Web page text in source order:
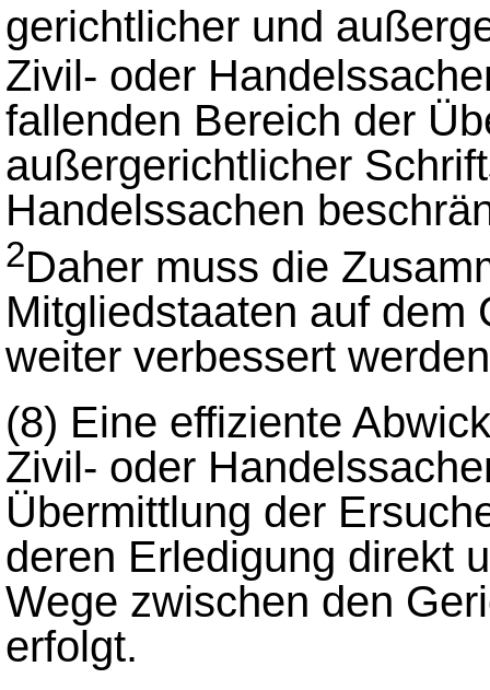
gerichtlicher und
Zivil- oder
fallenden Bereich der
außergerichtlicher
Handelssachen
2Daher muss die
Mitgliedstaaten auf dem
weiter verbessert
(8) Eine effiziente
Zivil- oder
Übermittlung der
deren Erledigung direkt
Wege zwischen den
erfolgt.